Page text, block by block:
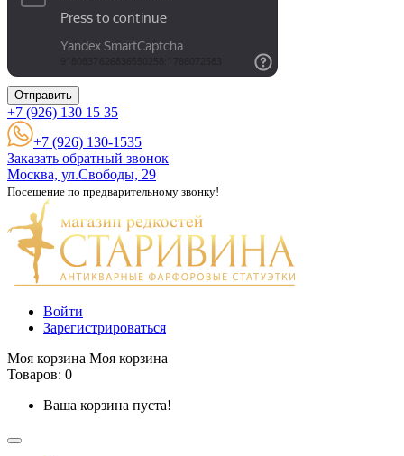
Отправить
+7 (926) 130 15 35
+7 (926) 130-1535
Заказать обратный звонок
Москва, ул.Свободы, 29
Посещение по предварительному звонку!
Войти
Зарегистрироваться
Моя корзина Моя корзина
Товаров: 0
Ваша корзина пуста!